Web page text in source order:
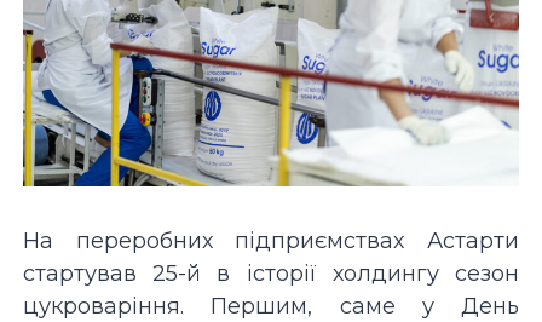
На переробних підприємствах Астарти
стартував 25-й в історії холдингу сезон
цукроваріння. Першим, саме у День